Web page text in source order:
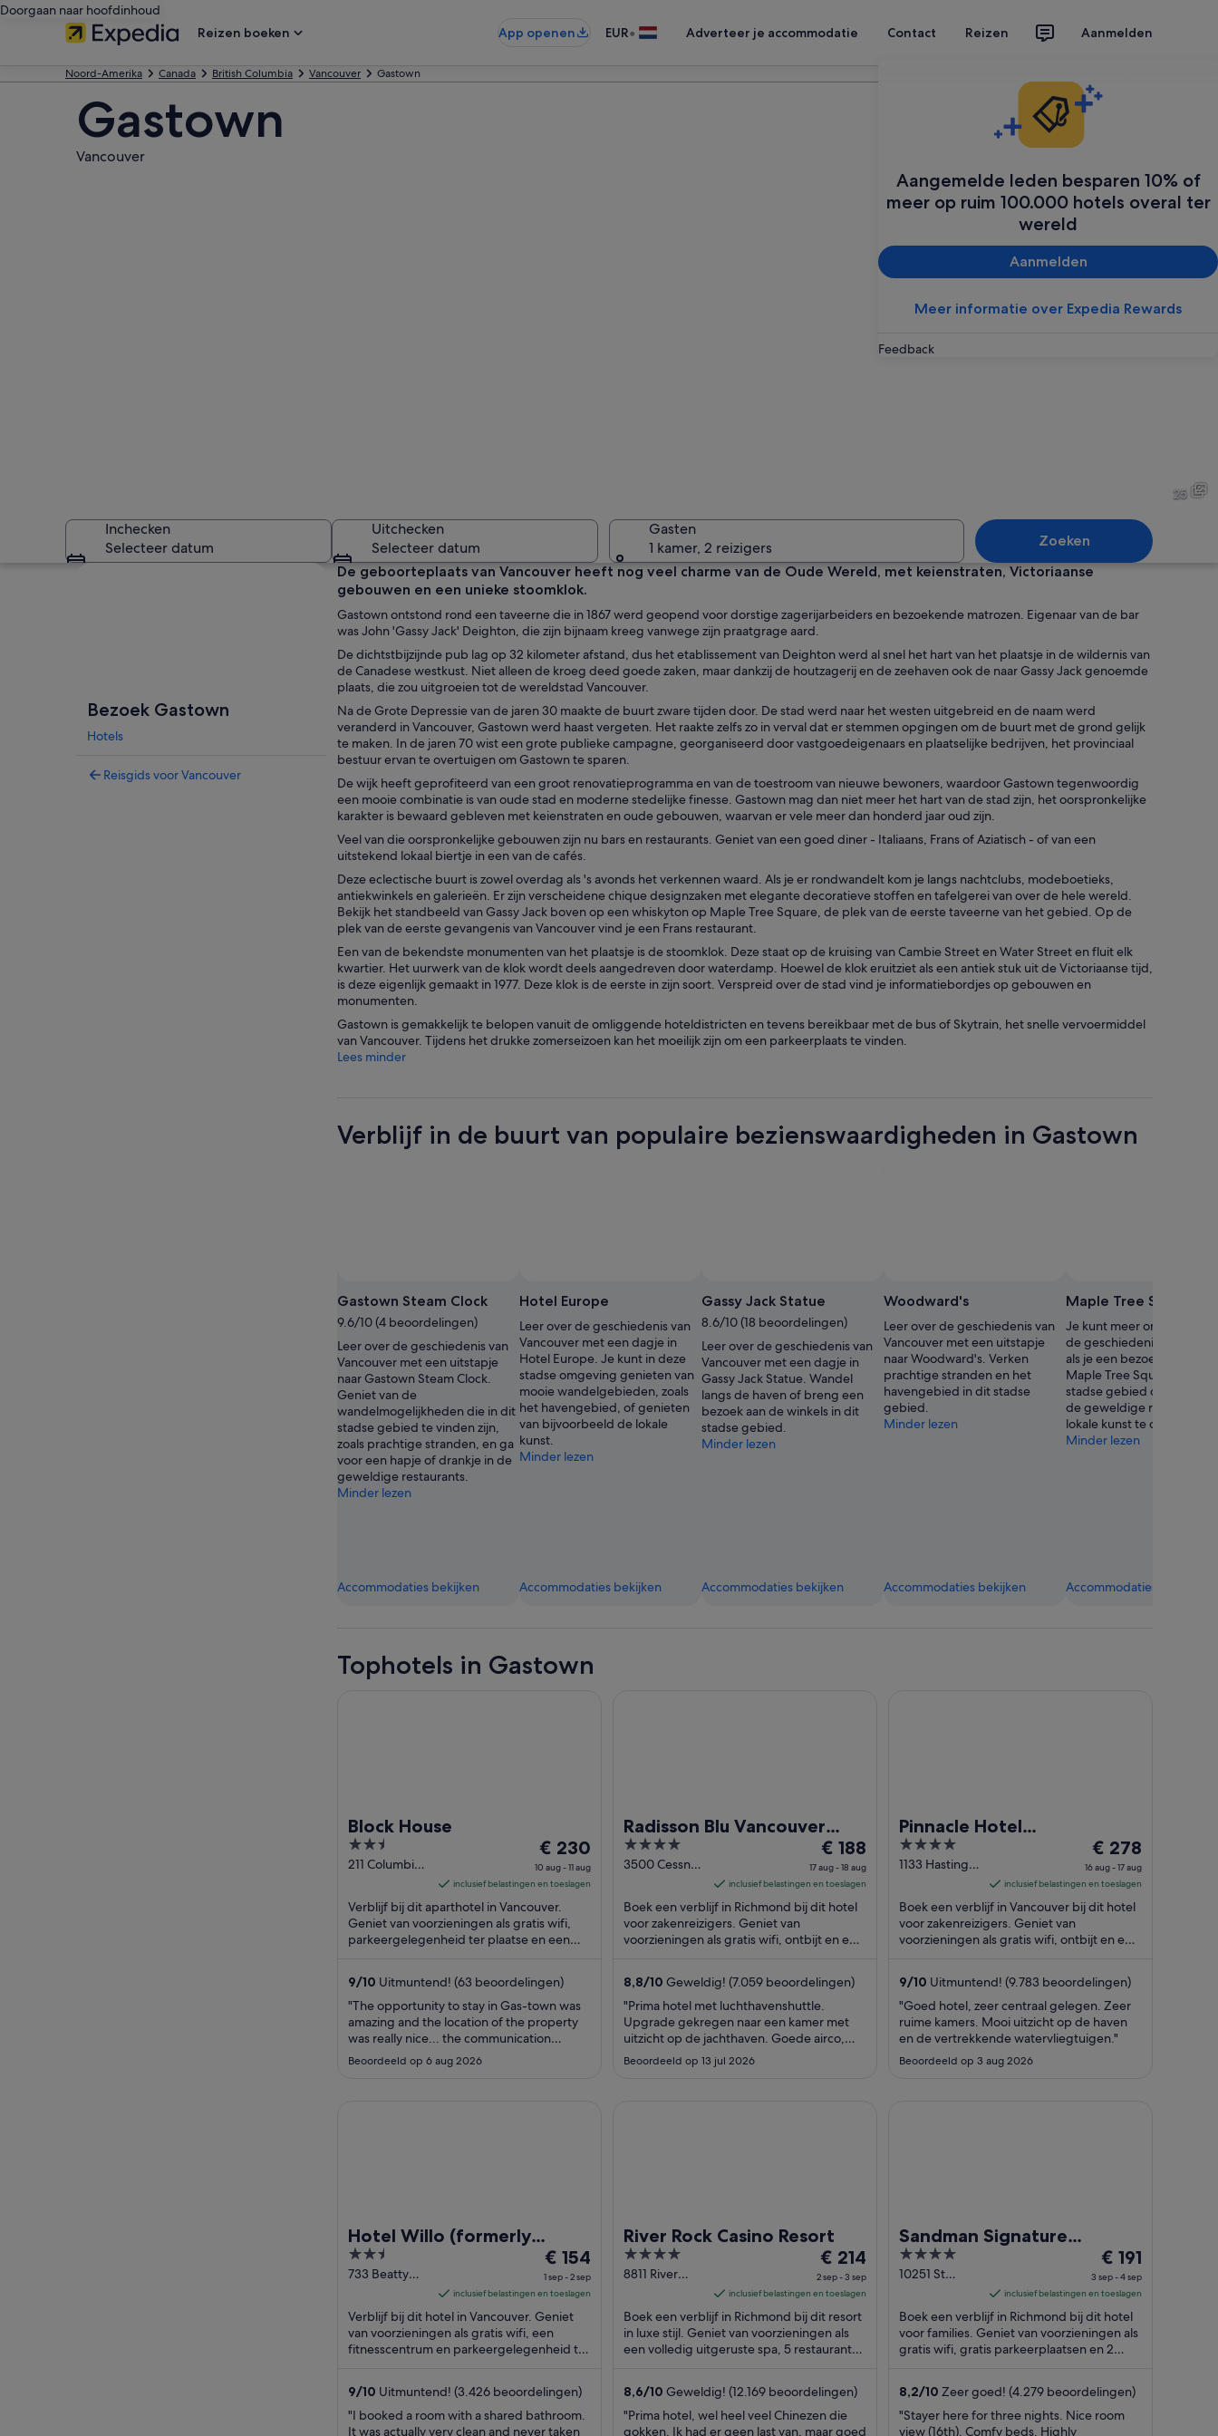
Doorgaan naar hoofdinhoud
Reizen boeken
App openen EUR• Adverteer je accommodatie Contact Reizen Aanmelden
Aangemelde leden besparen 10% of
meer op ruim 100.000 hotels overal ter
wereld
Aanmelden
Meer informatie over Expedia Rewards
Feedback
Noord-Amerika Canada British Columbia Vancouver Gastown
Gastown
Vancouver
Buiten zitplaatsen bij een restaurant met een bakstenen gevel en begroeiing.
Een rond bord met de tekst 'BORGO ANTICO Al Porto Ristorante' bevestigd aan een
Een straat met bomen, een
25
Inchecken
Selecteer datum
Uitchecken
Selecteer datum
Gasten
1 kamer, 2 reizigers
Zoeken
Bezoek Gastown
Hotels
Reisgids voor Vancouver
De geboorteplaats van Vancouver heeft nog veel charme van de Oude Wereld, met keienstraten, Victoriaanse
gebouwen en een unieke stoomklok.
Gastown ontstond rond een taveerne die in 1867 werd geopend voor dorstige zagerijarbeiders en bezoekende matrozen. Eigenaar van de bar
was John 'Gassy Jack' Deighton, die zijn bijnaam kreeg vanwege zijn praatgrage aard.
De dichtstbijzijnde pub lag op 32 kilometer afstand, dus het etablissement van Deighton werd al snel het hart van het plaatsje in de wildernis van
de Canadese westkust. Niet alleen de kroeg deed goede zaken, maar dankzij de houtzagerij en de zeehaven ook de naar Gassy Jack genoemde
plaats, die zou uitgroeien tot de wereldstad Vancouver.
Na de Grote Depressie van de jaren 30 maakte de buurt zware tijden door. De stad werd naar het westen uitgebreid en de naam werd
veranderd in Vancouver, Gastown werd haast vergeten. Het raakte zelfs zo in verval dat er stemmen opgingen om de buurt met de grond gelijk
te maken. In de jaren 70 wist een grote publieke campagne, georganiseerd door vastgoedeigenaars en plaatselijke bedrijven, het provinciaal
bestuur ervan te overtuigen om Gastown te sparen.
De wijk heeft geprofiteerd van een groot renovatieprogramma en van de toestroom van nieuwe bewoners, waardoor Gastown tegenwoordig
een mooie combinatie is van oude stad en moderne stedelijke finesse. Gastown mag dan niet meer het hart van de stad zijn, het oorspronkelijke
karakter is bewaard gebleven met keienstraten en oude gebouwen, waarvan er vele meer dan honderd jaar oud zijn.
Veel van die oorspronkelijke gebouwen zijn nu bars en restaurants. Geniet van een goed diner - Italiaans, Frans of Aziatisch - of van een
uitstekend lokaal biertje in een van de cafés.
Deze eclectische buurt is zowel overdag als 's avonds het verkennen waard. Als je er rondwandelt kom je langs nachtclubs, modeboetieks,
antiekwinkels en galerieën. Er zijn verscheidene chique designzaken met elegante decoratieve stoffen en tafelgerei van over de hele wereld.
Bekijk het standbeeld van Gassy Jack boven op een whiskyton op Maple Tree Square, de plek van de eerste taveerne van het gebied. Op de
plek van de eerste gevangenis van Vancouver vind je een Frans restaurant.
Een van de bekendste monumenten van het plaatsje is de stoomklok. Deze staat op de kruising van Cambie Street en Water Street en fluit elk
kwartier. Het uurwerk van de klok wordt deels aangedreven door waterdamp. Hoewel de klok eruitziet als een antiek stuk uit de Victoriaanse tijd,
is deze eigenlijk gemaakt in 1977. Deze klok is de eerste in zijn soort. Verspreid over de stad vind je informatiebordjes op gebouwen en
monumenten.
Gastown is gemakkelijk te belopen vanuit de omliggende hoteldistricten en tevens bereikbaar met de bus of Skytrain, het snelle vervoermiddel
van Vancouver. Tijdens het drukke zomerseizoen kan het moeilijk zijn om een parkeerplaats te vinden.
Lees minder
Verblijf in de buurt van populaire bezienswaardigheden in Gastown
Gastown Steam Clock
9.6/10 (4 beoordelingen)
Leer over de geschiedenis van
Vancouver met een uitstapje
naar Gastown Steam Clock.
Geniet van de
wandelmogelijkheden die in dit
stadse gebied te vinden zijn,
zoals prachtige stranden, en ga
voor een hapje of drankje in de
geweldige restaurants.
Minder lezen
Accommodaties bekijken
Hotel Europe
Leer over de geschiedenis van
Vancouver met een dagje in
Hotel Europe. Je kunt in deze
stadse omgeving genieten van
mooie wandelgebieden, zoals
het havengebied, of genieten
van bijvoorbeeld de lokale
kunst.
Minder lezen
Accommodaties bekijken
Gassy Jack Statue
8.6/10 (18 beoordelingen)
Leer over de geschiedenis van
Vancouver met een dagje in
Gassy Jack Statue. Wandel
langs de haven of breng een
bezoek aan de winkels in dit
stadse gebied.
Minder lezen
Accommodaties bekijken
Woodward's
Leer over de geschiedenis van
Vancouver met een uitstapje
naar Woodward's. Verken
prachtige stranden en het
havengebied in dit stadse
gebied.
Minder lezen
Accommodaties bekijken
Maple Tree Square
Je kunt meer ontdekken
de geschiedenis van
als je een bezoek brengt
Maple Tree Square. Ga in
stadse gebied op vakantie
de geweldige restaurants
lokale kunst te ontdekken.
Minder lezen
Accommodaties bekijken
Tophotels in Gastown
Block House
2.5
out
5
211 Columbia
De
prijs
is
€ 230
per
nacht
10
tot
11
€ 230
10 aug - 11 aug
inclusief belastingen en toeslagen
Verblijf bij dit aparthotel in Vancouver.
Geniet van voorzieningen als gratis wifi,
parkeergelegenheid ter plaatse en een
9/10 Uitmuntend! (63 beoordelingen)
"The opportunity to stay in Gas-town was
amazing and the location of the property
was really nice... the communication
between Hotels.com and the reservation
team was difficult. However, I recieved a
Beoordeeld op 6 aug 2026
Radisson Blu Vancouver
Airport Hotel & Marina
4
out
5
3500 Cessna
De
prijs
is
€ 188
nacht
17
tot
18
€ 188
17 aug - 18 aug
inclusief belastingen en toeslagen
Boek een verblijf in Richmond bij dit hotel
voor zakenreizigers. Geniet van
voorzieningen als gratis wifi, ontbijt en een
8,8/10 Geweldig! (7.059 beoordelingen)
"Prima hotel met luchthavenshuttle.
Upgrade gekregen naar een kamer met
uitzicht op de jachthaven. Goede airco,
rustige kamer."
Beoordeeld op 13 jul 2026
Pinnacle Hotel
Harbourfront
4
out
5
1133 Hastings
De
prijs
is
€ 278
nacht
16
aug
tot
17
€ 278
16 aug - 17 aug
inclusief belastingen en toeslagen
Boek een verblijf in Vancouver bij dit hotel
voor zakenreizigers. Geniet van
voorzieningen als gratis wifi, ontbijt en een
9/10 Uitmuntend! (9.783 beoordelingen)
"Goed hotel, zeer centraal gelegen. Zeer
ruime kamers. Mooi uitzicht op de haven
en de vertrekkende watervliegtuigen."
Beoordeeld op 3 aug 2026
Hotel Willo (formerly
YWCA Hotel Vancouver)
2.5
out
5
733 Beatty
De
prijs
is
€ 154
per
nacht
1
sep
tot
€ 154
1 sep - 2 sep
inclusief belastingen en toeslagen
Verblijf bij dit hotel in Vancouver. Geniet
van voorzieningen als gratis wifi, een
fitnesscentrum en parkeergelegenheid ter
9/10 Uitmuntend! (3.426 beoordelingen)
"I booked a room with a shared bathroom.
It was actually very clean and never taken
River Rock Casino Resort
4
out
5
8811 River
De
prijs
is
€ 214
per
nacht
2
sep
tot
€ 214
2 sep - 3 sep
inclusief belastingen en toeslagen
Boek een verblijf in Richmond bij dit resort
in luxe stijl. Geniet van voorzieningen als
een volledig uitgeruste spa, 5 restaurants
8,6/10 Geweldig! (12.169 beoordelingen)
"Prima hotel, wel heel veel Chinezen die
gokken. Ik had er geen last van, maar goed
Sandman Signature
Vancouver Airport Hotel &
Resort
4
out
5
10251 St
Richmond BC
De
prijs
is
€ 191
per
nacht
3
tot
€ 191
3 sep - 4 sep
inclusief belastingen en toeslagen
Boek een verblijf in Richmond bij dit hotel
voor families. Geniet van voorzieningen als
gratis wifi, gratis parkeerplaatsen en 2
8,2/10 Zeer goed! (4.279 beoordelingen)
"Stayer here for three nights. Nice room
view (16th). Comfy beds. Highly